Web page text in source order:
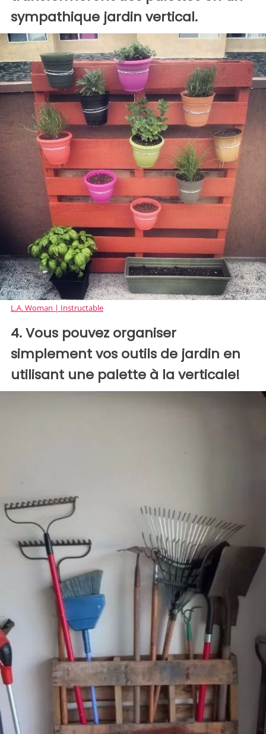
sympathique jardin vertical.
L.A. Woman | Instructable
4. Vous pouvez organiser
simplement vos outils de jardin en
utilisant une palette à la verticale!